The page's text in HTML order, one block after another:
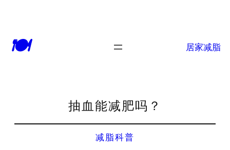
🍽 居家减脂
抽血能减肥吗？
减脂科普